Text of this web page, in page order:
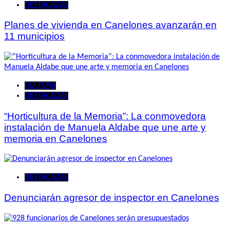
DESTACADAS
Planes de vivienda en Canelones avanzarán en
11 municipios
CULTURA
DESTACADAS
“Horticultura de la Memoria”: La conmovedora
instalación de Manuela Aldabe que une arte y
memoria en Canelones
DESTACADAS
Denunciarán agresor de inspector en Canelones